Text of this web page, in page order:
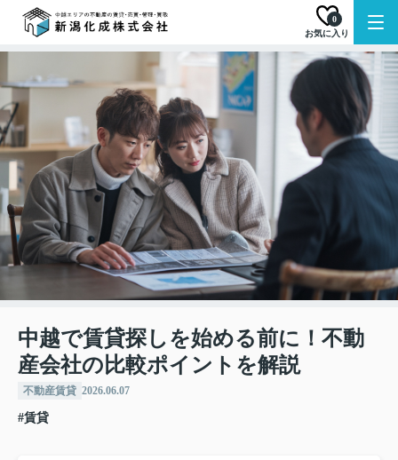
お気に入り
0
中越で賃貸探しを始める前に！不動
産会社の比較ポイントを解説
不動産賃貸 2026.06.07
#賃貸